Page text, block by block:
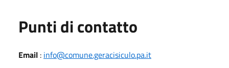
Punti di contatto
Email : info@comune.geracisiculo.pa.it